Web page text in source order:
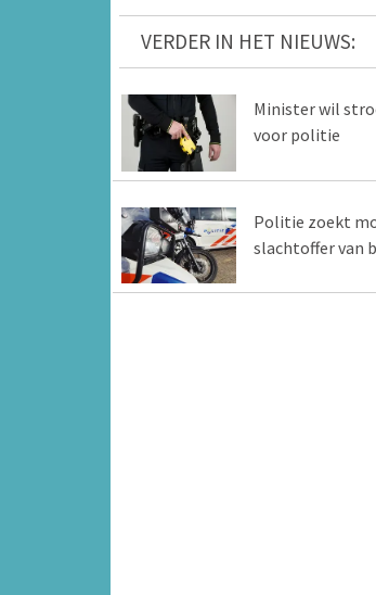
VERDER IN HET NIEUWS:
Minister wil
voor politie
Politie zoekt
slachtoffer van